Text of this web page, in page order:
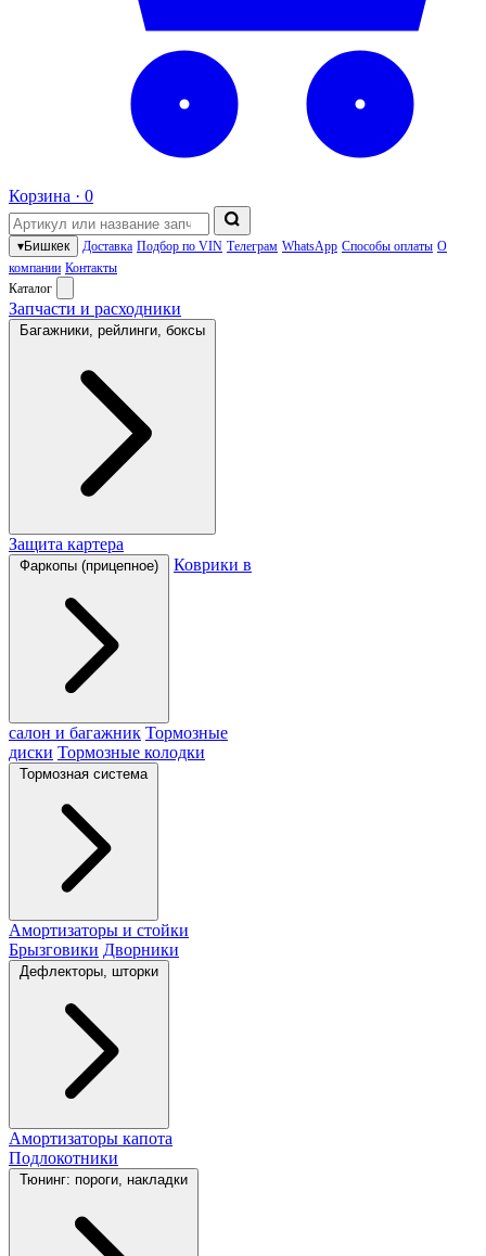
Корзина · 0
▾Бишкек Доставка Подбор по VIN Телеграм WhatsApp Способы оплаты О
компании Контакты
Каталог
Запчасти и расходники
Багажники, рейлинги, боксы
Защита картера
Фаркопы (прицепное) Коврики в
салон и багажник Тормозные
диски Тормозные колодки
Тормозная система
Амортизаторы и стойки
Брызговики Дворники
Дефлекторы, шторки
Амортизаторы капота
Подлокотники
Тюнинг: пороги, накладки